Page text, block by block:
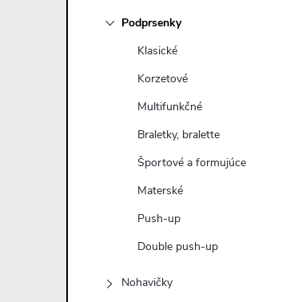
Podprsenky
Klasické
Korzetové
Multifunkčné
Braletky, bralette
Športové a formujúce
Materské
Push-up
Double push-up
Nohavičky